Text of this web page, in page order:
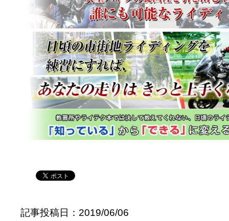
記事投稿日：2019/06/06